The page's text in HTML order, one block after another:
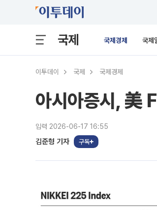
국제 국제경제 국제
이투데이 국제 국제경제
아시아증시, 美
입력 2026-06-17 16:55
김준형 기자 구독